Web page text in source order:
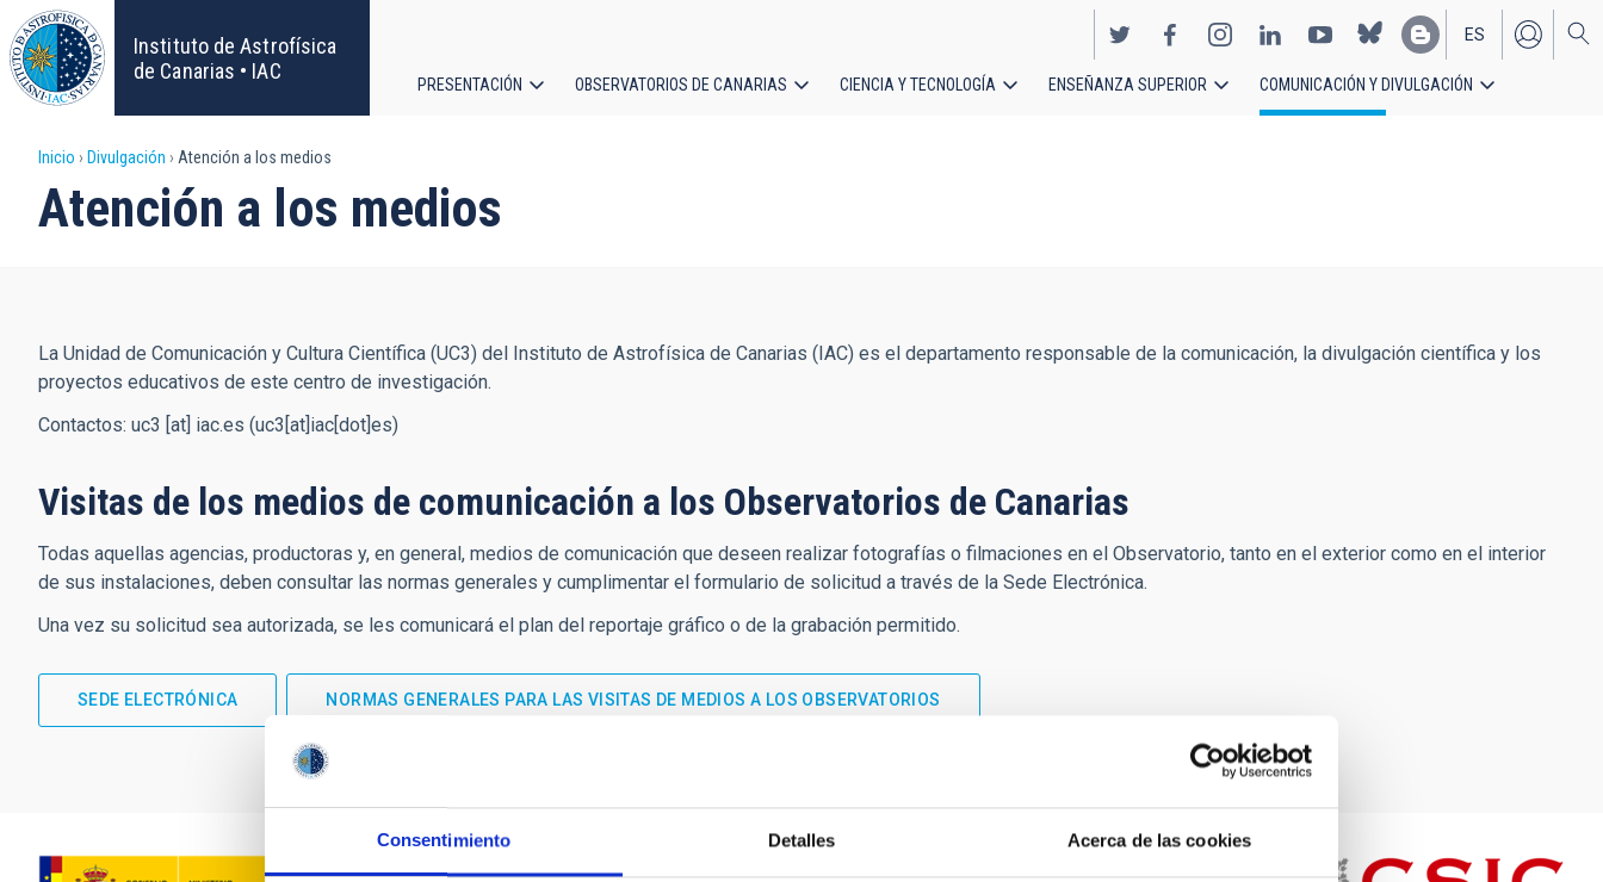
Consentimiento Detalles Acerca de las cookies
Pasar
al
contenido
principal
Instituto de Astrofísica
de Canarias • IAC
EN
ES
principal
PRESENTACIÓN OBSERVATORIOS DE CANARIAS CIENCIA Y TECNOLOGÍA ENSEÑANZA SUPERIOR COMUNICACIÓN Y DIVULGACIÓN
Sobrescribir
enlaces
a
la
navegación
Inicio Divulgación Atención a los medios
Atención a los medios
La Unidad de Comunicación y Cultura Científica (UC3) del Instituto de Astrofísica de Canarias (IAC) es el departamento responsable de la comunicación, la divulgación científica y los
proyectos educativos de este centro de investigación.
Contactos: uc3 [at] iac.es (uc3[at]iac[dot]es)
Visitas de los medios de comunicación a los Observatorios de Canarias
Todas aquellas agencias, productoras y, en general, medios de comunicación que deseen realizar fotografías o filmaciones en el Observatorio, tanto en el exterior como en el interior
de sus instalaciones, deben consultar las normas generales y cumplimentar el formulario de solicitud a través de la Sede Electrónica.
Una vez su solicitud sea autorizada, se les comunicará el plan del reportaje gráfico o de la grabación permitido.
SEDE ELECTRÓNICA NORMAS GENERALES PARA LAS VISITAS DE MEDIOS A LOS OBSERVATORIOS